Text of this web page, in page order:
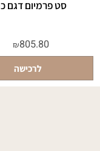
סט פרמיום דגם כתר
₪805.80